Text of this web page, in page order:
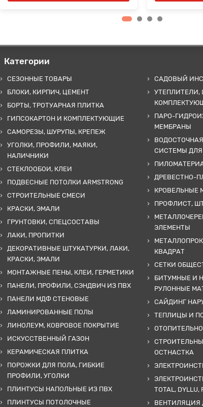
Категории
СЕЗОННЫЕ ТОВАРЫ
БЛОКИ, КИРПИЧ, ЦЕМЕНТ
БОРТЫ, ТРОТУАРНАЯ ПЛИТКА
ГИПСОКАРТОН И КОМПЛЕКТУЮЩИЕ
САМОРЕЗЫ, ШУРУПЫ, КРЕПЕЖ
УГОЛКИ, ПРОФИЛИ, МАЯКИ,
НАЛИЧНИКИ
СТЕКЛООБОИ, КЛЕИ
ПОДВЕСНЫЕ ПОТОЛКИ ARMSTRONG
СТРОИТЕЛЬНЫЕ СМЕСИ
КРАСКИ, ЭМАЛИ
ГРУНТОВКИ, СПЕЦСОСТАВЫ
ЛАКИ, ПРОПИТКИ
ДЕКОРАТИВНЫЕ ШТУКАТУРКИ, ЛАКИ,
КРАСКИ, ЭМАЛИ
МОНТАЖНЫЕ ПЕНЫ, КЛЕИ, ГЕРМЕТИКИ
ПАНЕЛИ, ПРОФИЛИ, СЭНДВИЧ ИЗ ПВХ
ПАНЕЛИ МДФ СТЕНОВЫЕ
ЛАМИНИРОВАННЫЕ ПОЛЫ
ЛИНОЛЕУМ, КОВРОВОЕ ПОКРЫТИЕ
ИСКУССТВЕННЫЙ ГАЗОН
КЕРАМИЧЕСКАЯ ПЛИТКА
ПОРОЖКИ ДЛЯ ПОЛА, ГИБКИЕ
ПРОФИЛИ, УГОЛКИ
ПЛИНТУСЫ НАПОЛЬНЫЕ ИЗ ПВХ
ПЛИНТУСЫ ПОТОЛОЧНЫЕ
САДОВЫЙ
ПАРО-
МЕМБРАНЫ
СИСТЕМЫ
ДРЕВЕСТНО-
КРОВЕЛЬНЫЕ
ПРОФЛИСТ,
ЭЛЕМЕНТЫ
КВАДРАТ
СЕТКИ
БИТУМНЫЕ И
РУЛОННЫЕ
САЙДИНГ
ТЕПЛИЦЫ И
ОСТНАСТКА
TOTAL, DYLLU,
ВЕНТИЛЯЦИЯ